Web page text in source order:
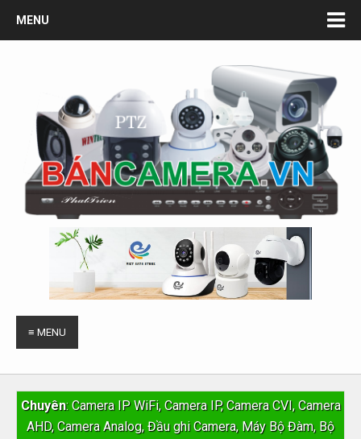
MENU
≡ MENU
Chuyên: Camera IP WiFi, Camera IP, Camera CVI, Camera
AHD, Camera Analog, Đầu ghi Camera, Máy Bộ Đàm, Bộ